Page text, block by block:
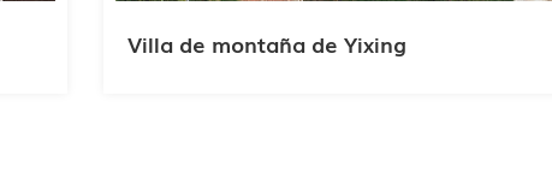
Villa de montaña de Yixing